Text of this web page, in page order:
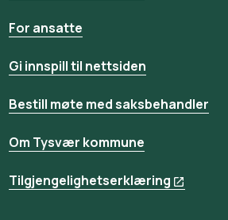
For ansatte
Gi innspill til nettsiden
Bestill møte med saksbehandler
Om Tysvær kommune
Tilgjengelighetserklæring